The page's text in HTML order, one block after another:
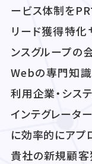
ービス体制をPR
リード獲得特
ンスグループの
Webの専門知
利用企業・シス
インテグレータ
に効率的にアプ
貴社の新規顧客